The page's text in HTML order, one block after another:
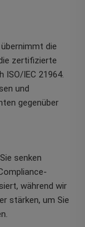
die
zertifizierte
ISO/IEC 21964.
und
gegenüber
Sie senken
während wir
stärken, um Sie